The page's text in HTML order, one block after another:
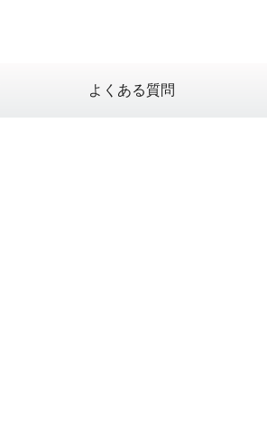
よくある質問